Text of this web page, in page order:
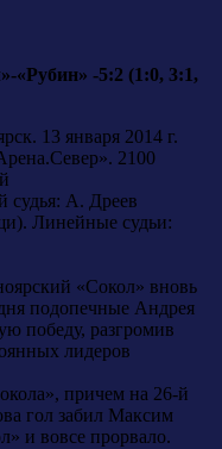
«Рубин» -5:2 (1:0, 3:1,
13 января 2014 г.
2100
судья: А. Дреев
Линейные судьи:
«Сокол» вновь
подопечные Андрея
победу, разгромив
лидеров
причем на 26-й
гол забил Максим
и вовсе прорвало.